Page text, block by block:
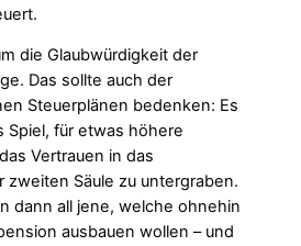
die Glaubwürdigkeit der
Das sollte auch der
Steuerplänen bedenken: Es
Spiel, für etwas höhere
Vertrauen in das
zweiten Säule zu untergraben.
dann all jene, welche ohnehin
ausbauen wollen – und